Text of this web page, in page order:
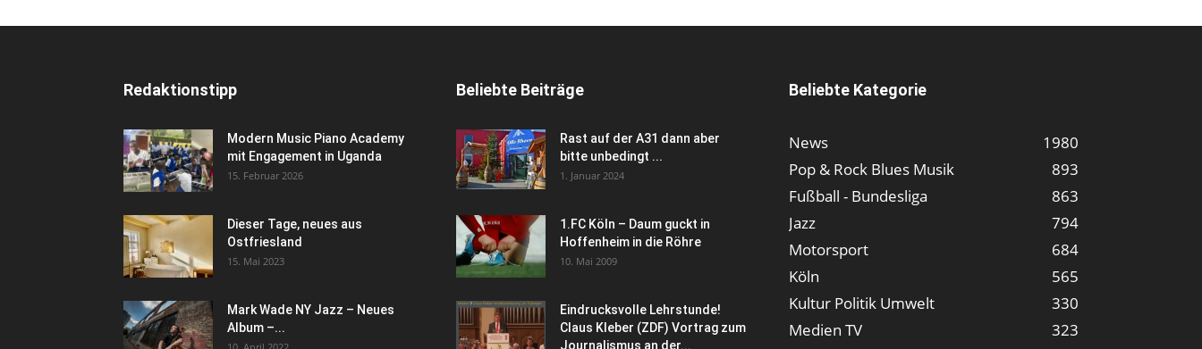
Redaktionstipp
Modern Music Piano Academy
mit Engagement in Uganda
15. Februar 2026
Dieser Tage, neues aus
Ostfriesland
15. Mai 2023
Mark Wade NY Jazz – Neues
Album –...
Beliebte Beiträge
Rast auf der A31 dann aber
bitte unbedingt ...
1. Januar 2024
1.FC Köln – Daum guckt in
Hoffenheim in die Röhre
10. Mai 2009
Eindrucksvolle Lehrstunde!
Claus Kleber (ZDF) Vortrag zum
Journalismus an der...
Beliebte Kategorie
News
1980
Pop & Rock Blues Musik
893
Fußball - Bundesliga
863
Jazz
794
Motorsport
684
Köln
565
Kultur Politik Umwelt
330
Medien TV
323